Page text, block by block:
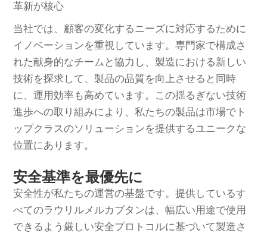
革新が核心
当社では、顧客の変化するニーズに対応するために
イノベーションを重視しています。専門家で構成さ
れた献身的なチームと協力し、製造における新しい
技術を探求して、製品の品質を向上させると同時
に、運用効率も高めています。この揺るぎない技術
進歩への取り組みにより、私たちの製品は市場でト
ップクラスのソリューションを提供するユニークな
位置にあります。
安全基準を最優先に
安全性が私たちの運営の基盤です。提供しているす
べてのラウリルメルカプタンは、幅広い用途で使用
できるよう厳しい安全プロトコルに基づいて製造さ